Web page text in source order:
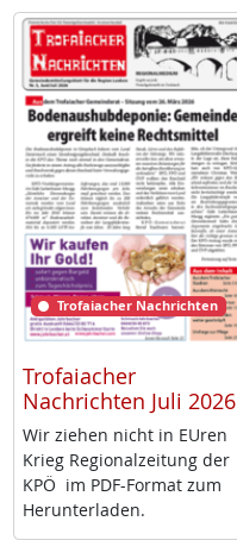
Trofaiacher Nachrichten
Trofaiacher
Nachrichten Juli 2026
Wir zie­hen nicht in EU­ren
Krieg Re­gio­nal­zei­tung der
KPÖ im PDF-For­mat zum
Her­un­ter­la­den.